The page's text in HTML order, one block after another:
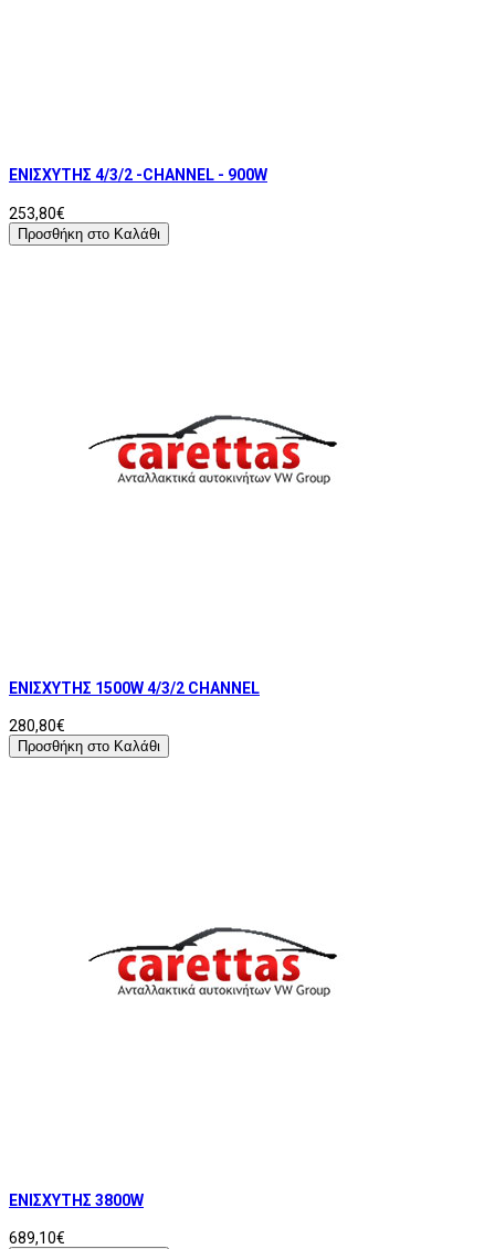
ΕΝΙΣΧΥΤΗΣ 4/3/2 -CHANNEL - 900W
253,80€
Προσθήκη στο Καλάθι
ΕΝΙΣΧΥΤΗΣ 1500W 4/3/2 CHANNEL
280,80€
Προσθήκη στο Καλάθι
ΕΝΙΣΧΥΤΗΣ 3800W
689,10€